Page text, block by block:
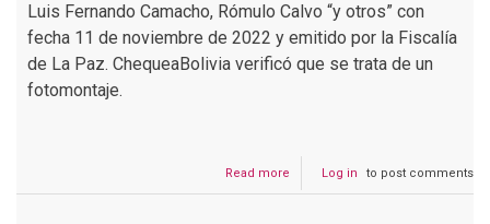
Luis Fernando Camacho, Rómulo Calvo “y otros” con
fecha 11 de noviembre de 2022 y emitido por la Fiscalía
de La Paz. ChequeaBolivia verificó que se trata de un
fotomontaje.
Read more
Circula
Log in to post comments